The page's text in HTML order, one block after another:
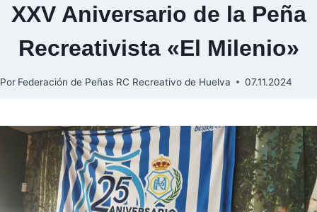
XXV Aniversario de la Peña
Recreativista «El Milenio»
Por Federación de Peñas RC Recreativo de Huelva 07.11.2024